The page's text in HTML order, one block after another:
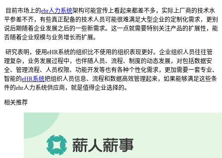
目前市场上的ehr人力系统架构可能宣传上看起来都差不多，实际上厂商的技术水
平参差不齐，有些真正配备的技术人员可能很难满足大型企业的定制化需求，更别
说后期随着企业发展之后的一些新需求。这一点就需要特别关注产品的扩展性，能
否随着企业规模与业务增长而扩展。
研究表明，使用eHR系统的组织比不使用的组织表现更好。企业组织人员往往管
理复杂，业务发展过程中，也伴随人员、流程、制度的动态发展，对包括数据安
全、管理流程、人员权限、功能开发等也有各种个性化需求，更加需要一套专业、
智能的eHR系统把组织人员信息、流程和数据高效管理起来，如果能够满足这些条
件的ehr人力系统供应商，就是值得企业选择的。
相关推荐